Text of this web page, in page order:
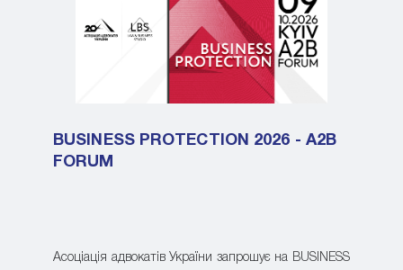
BUSINESS PROTECTION 2026 - A2B
FORUM
Асоціація адвокатів України запрошує на BUSINESS